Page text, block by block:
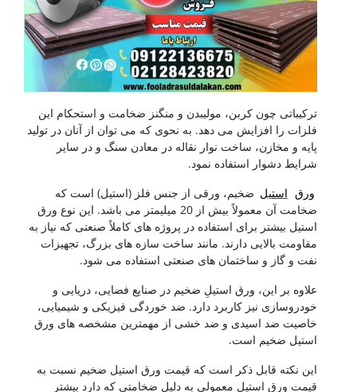
ترکیباتی چون کربن، مولیبدن و منگنز ضخامت و استحکام این
فلزات را افزایش می دهد. به نحوی که می توان از آنان در تولید
پایه و مخازن، ساخت نوار نقاله در معادن سنگ و در سایر
شرایط دشوار استفاده نمود.
ورق استیل ضخیم، ورقی از جنس فلز (استیل) است که
ضخامت آن معمولاً بیش از 20 میلیمتر می باشد. این نوع ورق
استیل بیشتر برای استفاده در پروژه های کاملاً صنعتی که نیاز به
مقاومت بالایی دارند. مانند ساخت سازه های بزرگ، تجهیزات
نفت و گاز و ساختمان های صنعتی استفاده می شود.
علاوه بر این، ورق استیلِ ضخیم در صنایع فضایی، دریایی و
خودروسازی نیز کاربرد دارد. ضد خوردگی فیزیکی و شیمیایی،
خاصیت ضد اسیدی و ضد خشی از مهمترین مشخصه های ورق
استیل ضخیم است.
این نکته قابل ذکر است که قیمت ورق استیل ضخیم نسبت به
قیمت ورق استیل معمولی به دلیل ضخامتی که دارد بیشتر